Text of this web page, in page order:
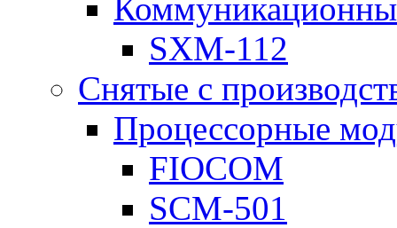
SXM-112
Снятые с
Процессорные
FIOCOM
SCM-501